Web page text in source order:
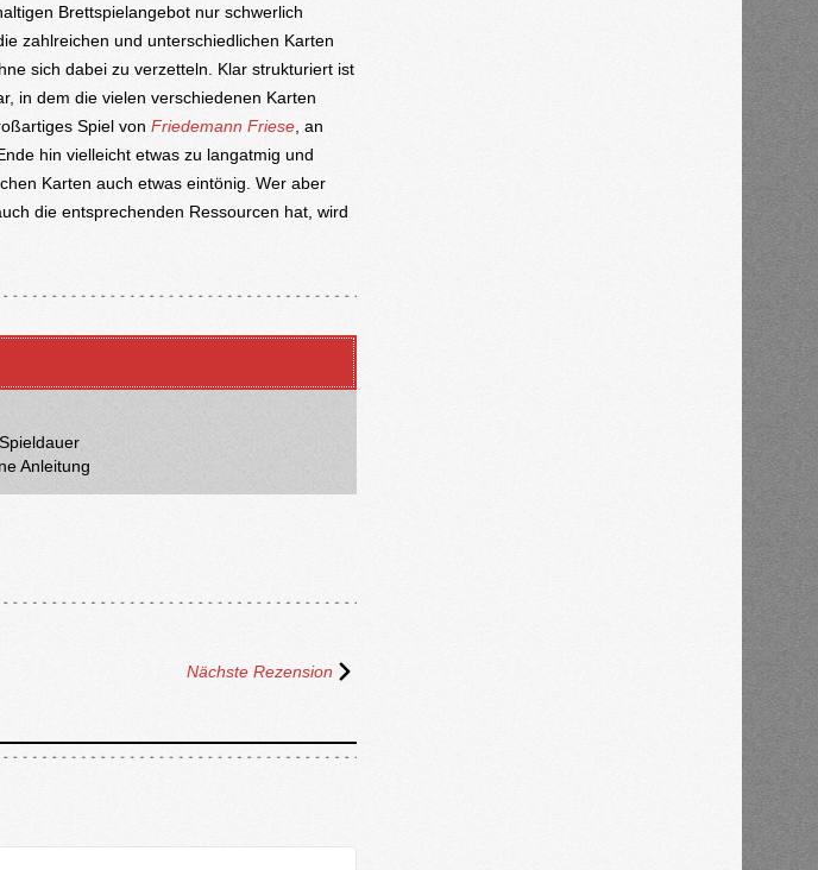
Brettspielangebot nur schwerlich
zahlreichen und unterschiedlichen Karten
sich dabei zu verzetteln. Klar strukturiert ist
in dem die vielen verschiedenen Karten
Spiel von Friedemann Friese, an
hin vielleicht etwas zu langatmig und
Karten auch etwas eintönig. Wer aber
die entsprechenden Ressourcen hat, wird
Anleitung
Nächste Rezension